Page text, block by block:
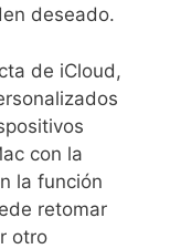
deseado.
de iCloud,
con la
la función
retomar
otro